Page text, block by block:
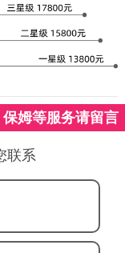
姆等服务请留言
联系